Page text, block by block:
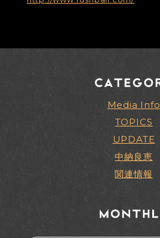
Media Info
TOPICS
UPDATE
中納良恵
関連情報